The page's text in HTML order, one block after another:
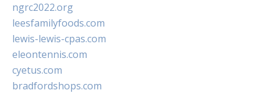
ngrc2022.org
leesfamilyfoods.com
lewis-lewis-cpas.com
eleontennis.com
cyetus.com
bradfordshops.com